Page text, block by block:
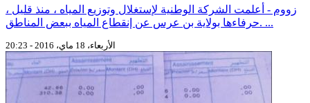
زووم - أعلمت الشركة الوطنية لإستغلال وتوزيع المياه ، منذ قليل ،
حرفاءها بولاية بن عرس عن إنقطاع المياه ببعض المناطق. ...
الأربعاء، 18 ماي، 2016 - 20:23